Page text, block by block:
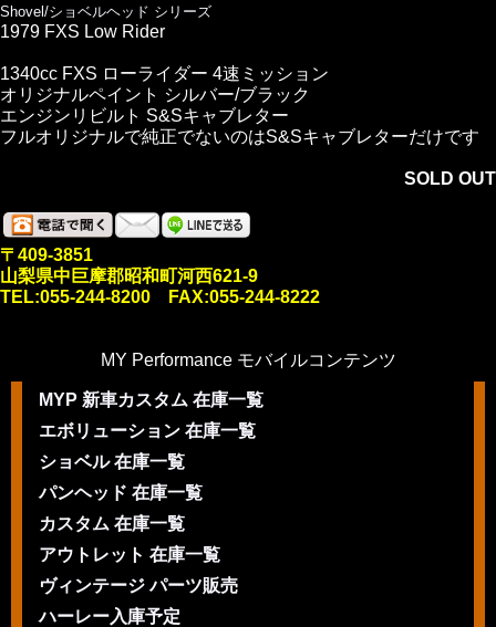
Shovel/ショベルヘッド シリーズ
1979 FXS Low Rider
1340cc FXS ローライダー 4速ミッション
オリジナルペイント シルバー/ブラック
エンジンリビルト S&Sキャブレター
フルオリジナルで純正でないのはS&Sキャブレターだけです
SOLD OUT
〒409-3851
山梨県中巨摩郡昭和町河西621-9
TEL:055-244-8200 FAX:055-244-8222
MY Performance モバイルコンテンツ
MYP 新車カスタム 在庫一覧
エボリューション 在庫一覧
ショベル 在庫一覧
パンヘッド 在庫一覧
カスタム 在庫一覧
アウトレット 在庫一覧
ヴィンテージ パーツ販売
ハーレー入庫予定